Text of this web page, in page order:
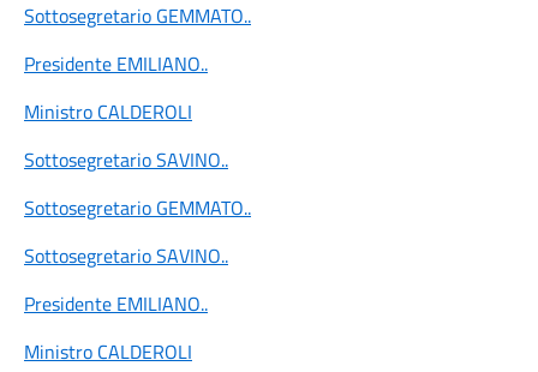
Sottosegretario GEMMATO..
Presidente EMILIANO..
Ministro CALDEROLI
Sottosegretario SAVINO..
Sottosegretario GEMMATO..
Sottosegretario SAVINO..
Presidente EMILIANO..
Ministro CALDEROLI